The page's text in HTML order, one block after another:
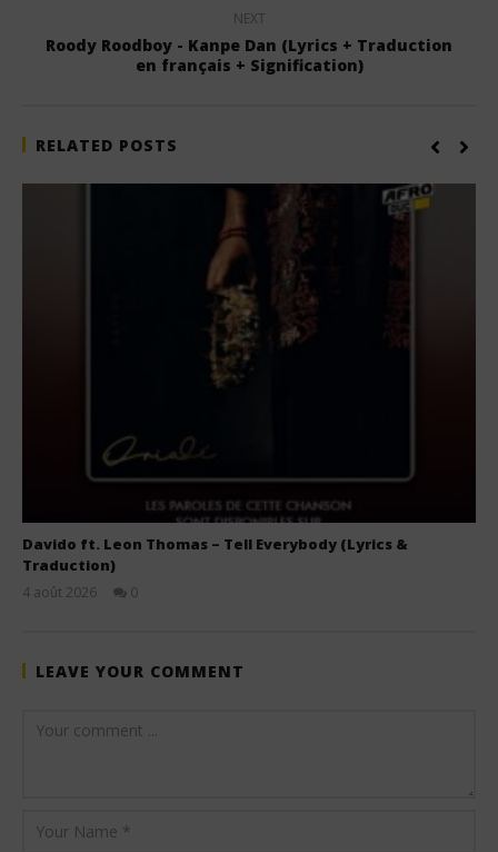
NEXT
Roody Roodboy - Kanpe Dan (Lyrics + Traduction
en français + Signification)
RELATED POSTS
Davido ft. Leon Thomas – Tell Everybody (Lyrics &
Traduction)
4 août 2026
0
LEAVE YOUR COMMENT